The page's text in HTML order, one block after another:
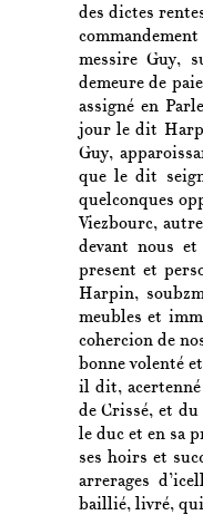
des dictes
messire Guy,
demeure de
assigné en
jour le dit
Guy,
que le dit
quelconques
Viezbourc,
devant nous
present et
Harpin,
meubles et
cohercion de
bonne volenté
il dit,
de Crissé, et
le duc et en sa
ses hoirs et
arrerages
baillié, livré,